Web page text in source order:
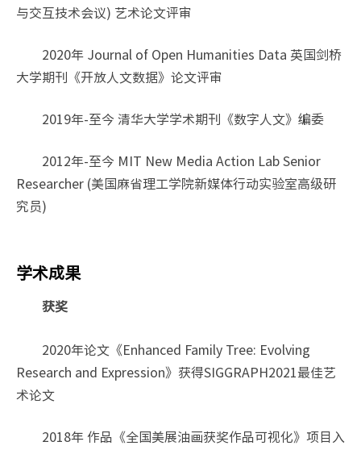
与交互技术会议) 艺术论文评审
2020年 Journal of Open Humanities Data 英国剑桥
大学期刊《开放人文数据》论文评审
2019年-至今 清华大学学术期刊《数字人文》编委
2012年-至今 MIT New Media Action Lab Senior
Researcher (美国麻省理工学院新媒体行动实验室高级研
究员)
学术成果
获奖
2020年论文《Enhanced Family Tree: Evolving
Research and Expression》获得SIGGRAPH2021最佳艺
术论文
2018年 作品《全国美展油画获奖作品可视化》项目入